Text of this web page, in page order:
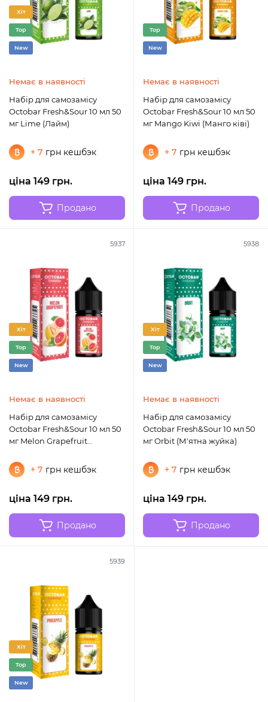
Хіт
Top
New
Немає в наявності
Набір для самозамісу
Octobar Fresh&Sour 10 мл 50
мг Lime (Лайм)
+ 7 грн кешбэк
ціна 149 грн.
Продано
Top
New
Немає в наявності
Набір для самозамісу
Octobar Fresh&Sour 10 мл 50
мг Mango Kiwi (Манго ківі)
+ 7 грн кешбэк
ціна 149 грн.
Продано
5937
Хіт
Top
New
Немає в наявності
Набір для самозамісу
Octobar Fresh&Sour 10 мл 50
мг Melon Grapefruit
+ 7 грн кешбэк
ціна 149 грн.
Продано
5938
Хіт
Top
New
Немає в наявності
Набір для самозамісу
Octobar Fresh&Sour 10 мл 50
мг Orbit (М'ятна жуйка)
+ 7 грн кешбэк
ціна 149 грн.
Продано
5939
Хіт
Top
New